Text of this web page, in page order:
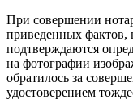
При совершении
приведенных фактов,
подтверждаются
на фотографии
обратилось за
удостоверением